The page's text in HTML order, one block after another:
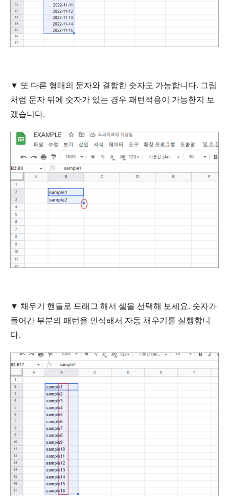
▼ 또 다른 형태의 문자와 결합한 숫자도 가능합니다. 그림
처럼 문자 뒤에 숫자가 있는 경우 패턴적용이 가능한지 보
겠습니다.
▼ 채우기 핸들로 드래그 해서 셀을 선택해 보세요. 숫자가
들어간 부분의 패턴을 인식해서 자동 채우기를 실행합니
다.